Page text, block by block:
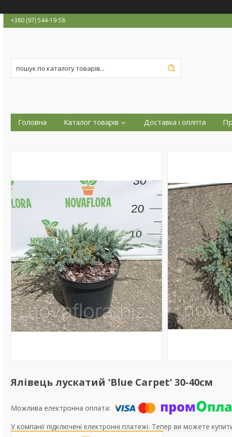
+380 (97) 544-19-58
Головна Каталог товарів Доставка і оплпта
Ялівець лускатий 'Blue Carpet' 30-40см
У компанії підключені електронні платежі. Тепер ви можете